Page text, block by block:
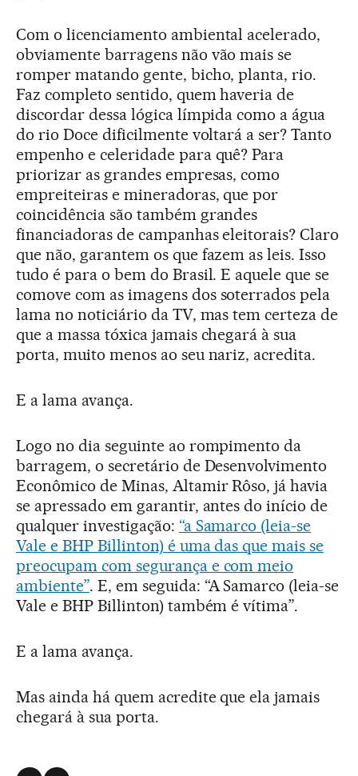
Com o licenciamento ambiental acelerado,
obviamente barragens não vão mais se
romper matando gente, bicho, planta, rio.
Faz completo sentido, quem haveria de
discordar dessa lógica límpida como a água
do rio Doce dificilmente voltará a ser? Tanto
empenho e celeridade para quê? Para
priorizar as grandes empresas, como
empreiteiras e mineradoras, que por
coincidência são também grandes
financiadoras de campanhas eleitorais? Claro
que não, garantem os que fazem as leis. Isso
tudo é para o bem do Brasil. E aquele que se
comove com as imagens dos soterrados pela
lama no noticiário da TV, mas tem certeza de
que a massa tóxica jamais chegará à sua
porta, muito menos ao seu nariz, acredita.
E a lama avança.
Logo no dia seguinte ao rompimento da
barragem, o secretário de Desenvolvimento
Econômico de Minas, Altamir Rôso, já havia
se apressado em garantir, antes do início de
qualquer investigação: “a Samarco (leia-se
Vale e BHP Billinton) é uma das que mais se
preocupam com segurança e com meio
ambiente”. E, em seguida: “A Samarco (leia-se
Vale e BHP Billinton) também é vítima”.
E a lama avança.
Mas ainda há quem acredite que ela jamais
chegará à sua porta.